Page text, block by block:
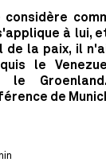
considère
à lui,
de la paix, il
le
le
de